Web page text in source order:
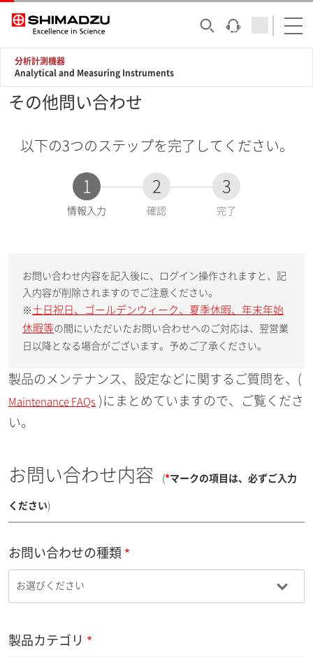
分析計測機器
Analytical and Measuring Instruments
その他問い合わせ
以下の3つのステップを完了してください。
1
現
情報入力
2
確認
3
完了
お問い合わせ内容を記入後に、ログイン操作されますと、記
入内容が削除されますのでご注意ください。
※ 土日祝日、ゴールデンウィーク、夏季休暇、年末年始
休暇等の間にいただいたお問い合わせへのご対応は、翌営業
日以降となる場合がございます。予めご了承ください。
製品のメンテナンス、設定などに関するご質問を、(
Maintenance FAQs )にまとめていますので、ご覧くださ
い。
お問い合わせ内容 (*マークの項目は、必ずご入力
ください)
お問い合わせの種類
製品カテゴリ